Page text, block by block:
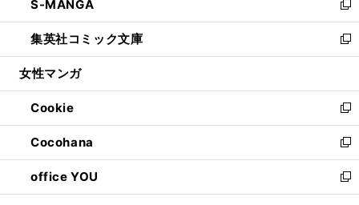
く
で
開
く
ド
ウ
で
開
ィ
ン
ド
ウ
開
く
い
ウ
ィ
ン
ウ
で
開
く
S-MANGA
新
し
い
ウ
ン
ド
ウ
で
開
く
集英社コミック文庫
新
し
ウ
ィ
ン
ド
ウ
で
開
女性マンガ
Cookie
新
し
い
ウ
ィ
ン
Cocohana
新
し
い
ウ
office YOU
新
し